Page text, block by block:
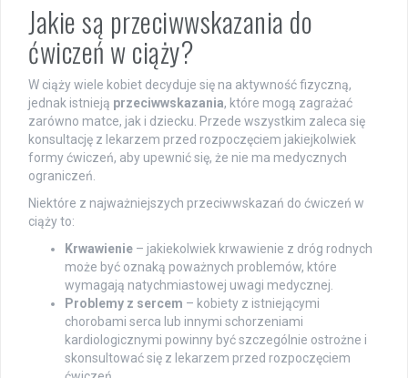
Jakie są przeciwwskazania do
ćwiczeń w ciąży?
W ciąży wiele kobiet decyduje się na aktywność fizyczną,
jednak istnieją przeciwwskazania, które mogą zagrażać
zarówno matce, jak i dziecku. Przede wszystkim zaleca się
konsultację z lekarzem przed rozpoczęciem jakiejkolwiek
formy ćwiczeń, aby upewnić się, że nie ma medycznych
ograniczeń.
Niektóre z najważniejszych przeciwwskazań do ćwiczeń w
ciąży to:
Krwawienie – jakiekolwiek krwawienie z dróg rodnych
może być oznaką poważnych problemów, które
wymagają natychmiastowej uwagi medycznej.
Problemy z sercem – kobiety z istniejącymi
chorobami serca lub innymi schorzeniami
kardiologicznymi powinny być szczególnie ostrożne i
skonsultować się z lekarzem przed rozpoczęciem